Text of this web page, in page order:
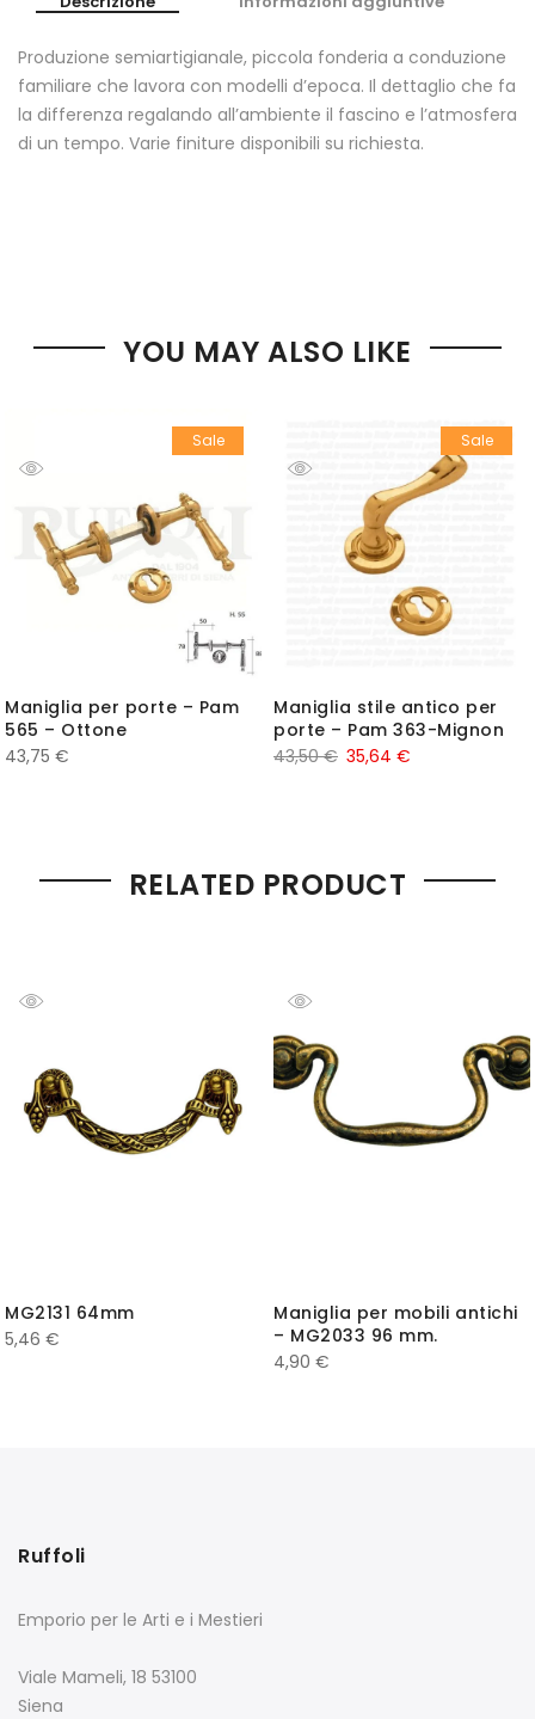
Produzione semiartigianale, piccola fonderia a conduzione
familiare che lavora con modelli d’epoca. Il dettaglio che fa
la differenza regalando all’ambiente il fascino e l’atmosfera
di un tempo. Varie finiture disponibili su richiesta.
YOU MAY ALSO LIKE
Sale
Maniglia per porte – Pam
565 – Ottone
43,75 €
Sale
Maniglia stile antico per
porte – Pam 363-Mignon
43,50€ 35,64 €
RELATED PRODUCT
MG2131 64mm
5,46 €
Maniglia per mobili antichi
– MG2033 96 mm.
4,90 €
Ruffoli
Emporio per le Arti e i Mestieri
Viale Mameli, 18 53100
Siena